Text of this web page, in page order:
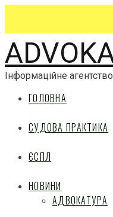
Інформаційне агентство
ГОЛОВНА
СУДОВА ПРАКТИКА
ЄСПЛ
НОВИНИ
АДВОКАТУРА